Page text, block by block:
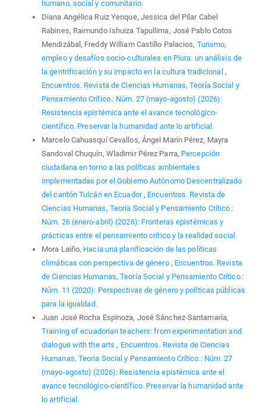
humano, social y comunitario.
Diana Angélica Ruiz Yenque, Jessica del Pilar Cabel
Rabines, Raimundo Ishuiza Tapullima, José Pablo Cotos
Mendizábal, Freddy William Castillo Palacios, Turismo,
empleo y desafíos socio-culturales en Piura: un análisis de
la gentrificación y su impacto en la cultura tradicional ,
Encuentros. Revista de Ciencias Humanas, Teoría Social y
Pensamiento Crítico.: Núm. 27 (mayo-agosto) (2026):
Resistencia epistémica ante el avance tecnológico-
científico. Preservar la humanidad ante lo artificial.
Marcelo Cahuasquí Cevallos, Ángel Marín Pérez, Mayra
Sandoval Chuquín, Wladimir Pérez Parra, Percepción
ciudadana en torno a las políticas ambientales
implementadas por el Gobierno Autónomo Descentralizado
del cantón Tulcán en Ecuador, Encuentros. Revista de
Ciencias Humanas, Teoría Social y Pensamiento Crítico.:
Núm. 26 (enero-abril) (2026): Fronteras epistémicas y
prácticas entre el pensamiento crítico y la realidad social.
Mora Laiño, Hacia una planificación de las políticas
climáticas con perspectiva de género , Encuentros. Revista
de Ciencias Humanas, Teoría Social y Pensamiento Crítico.:
Núm. 11 (2020): Perspectivas de género y políticas públicas
para la igualdad.
Juan José Rocha Espinoza, José Sánchez-Santamaría,
Training of ecuadorian teachers: from experimentation and
dialogue with the arts, Encuentros. Revista de Ciencias
Humanas, Teoría Social y Pensamiento Crítico.: Núm. 27
(mayo-agosto) (2026): Resistencia epistémica ante el
avance tecnológico-científico. Preservar la humanidad ante
lo artificial.